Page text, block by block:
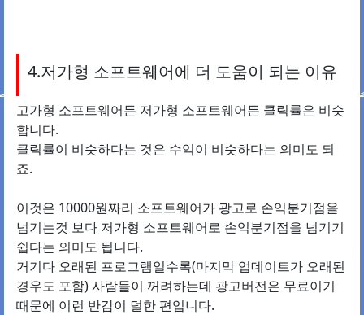
4.저가형 소프트웨어에 더 도움이 되는 이유
고가형 소프트웨어든 저가형 소프트웨어든 클릭률은 비슷
합니다.
클릭률이 비슷하다는 것은 수익이 비슷하다는 의미도 되
죠.
이것은 10000원짜리 소프트웨어가 광고로 손익분기점을
넘기는것 보다 저가형 소프트웨어로 손익분기점을 넘기기
쉽다는 의미도 됩니다.
거기다 오래된 프로그램일수록(마지막 업데이트가 오래된
경우도 포함) 사람들이 꺼려하는데 광고버전은 무료이기
때문에 이런 반감이 덜한 편입니다.